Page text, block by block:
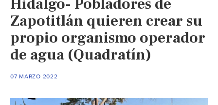
agua
de
SLP
Zapotitlán quieren crear su
propio organismo operador
de agua (Quadratín)
07 MARZO 2022